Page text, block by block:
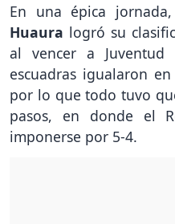
En una épica jornada,
Huaura logró su
al vencer a Juventud
escuadras igualaron
por lo que todo tuvo
pasos, en donde el
imponerse por 5-4.